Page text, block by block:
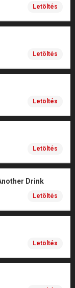
Letöltés
Letöltés
Letöltés
Letöltés
Drink
Letöltés
Letöltés